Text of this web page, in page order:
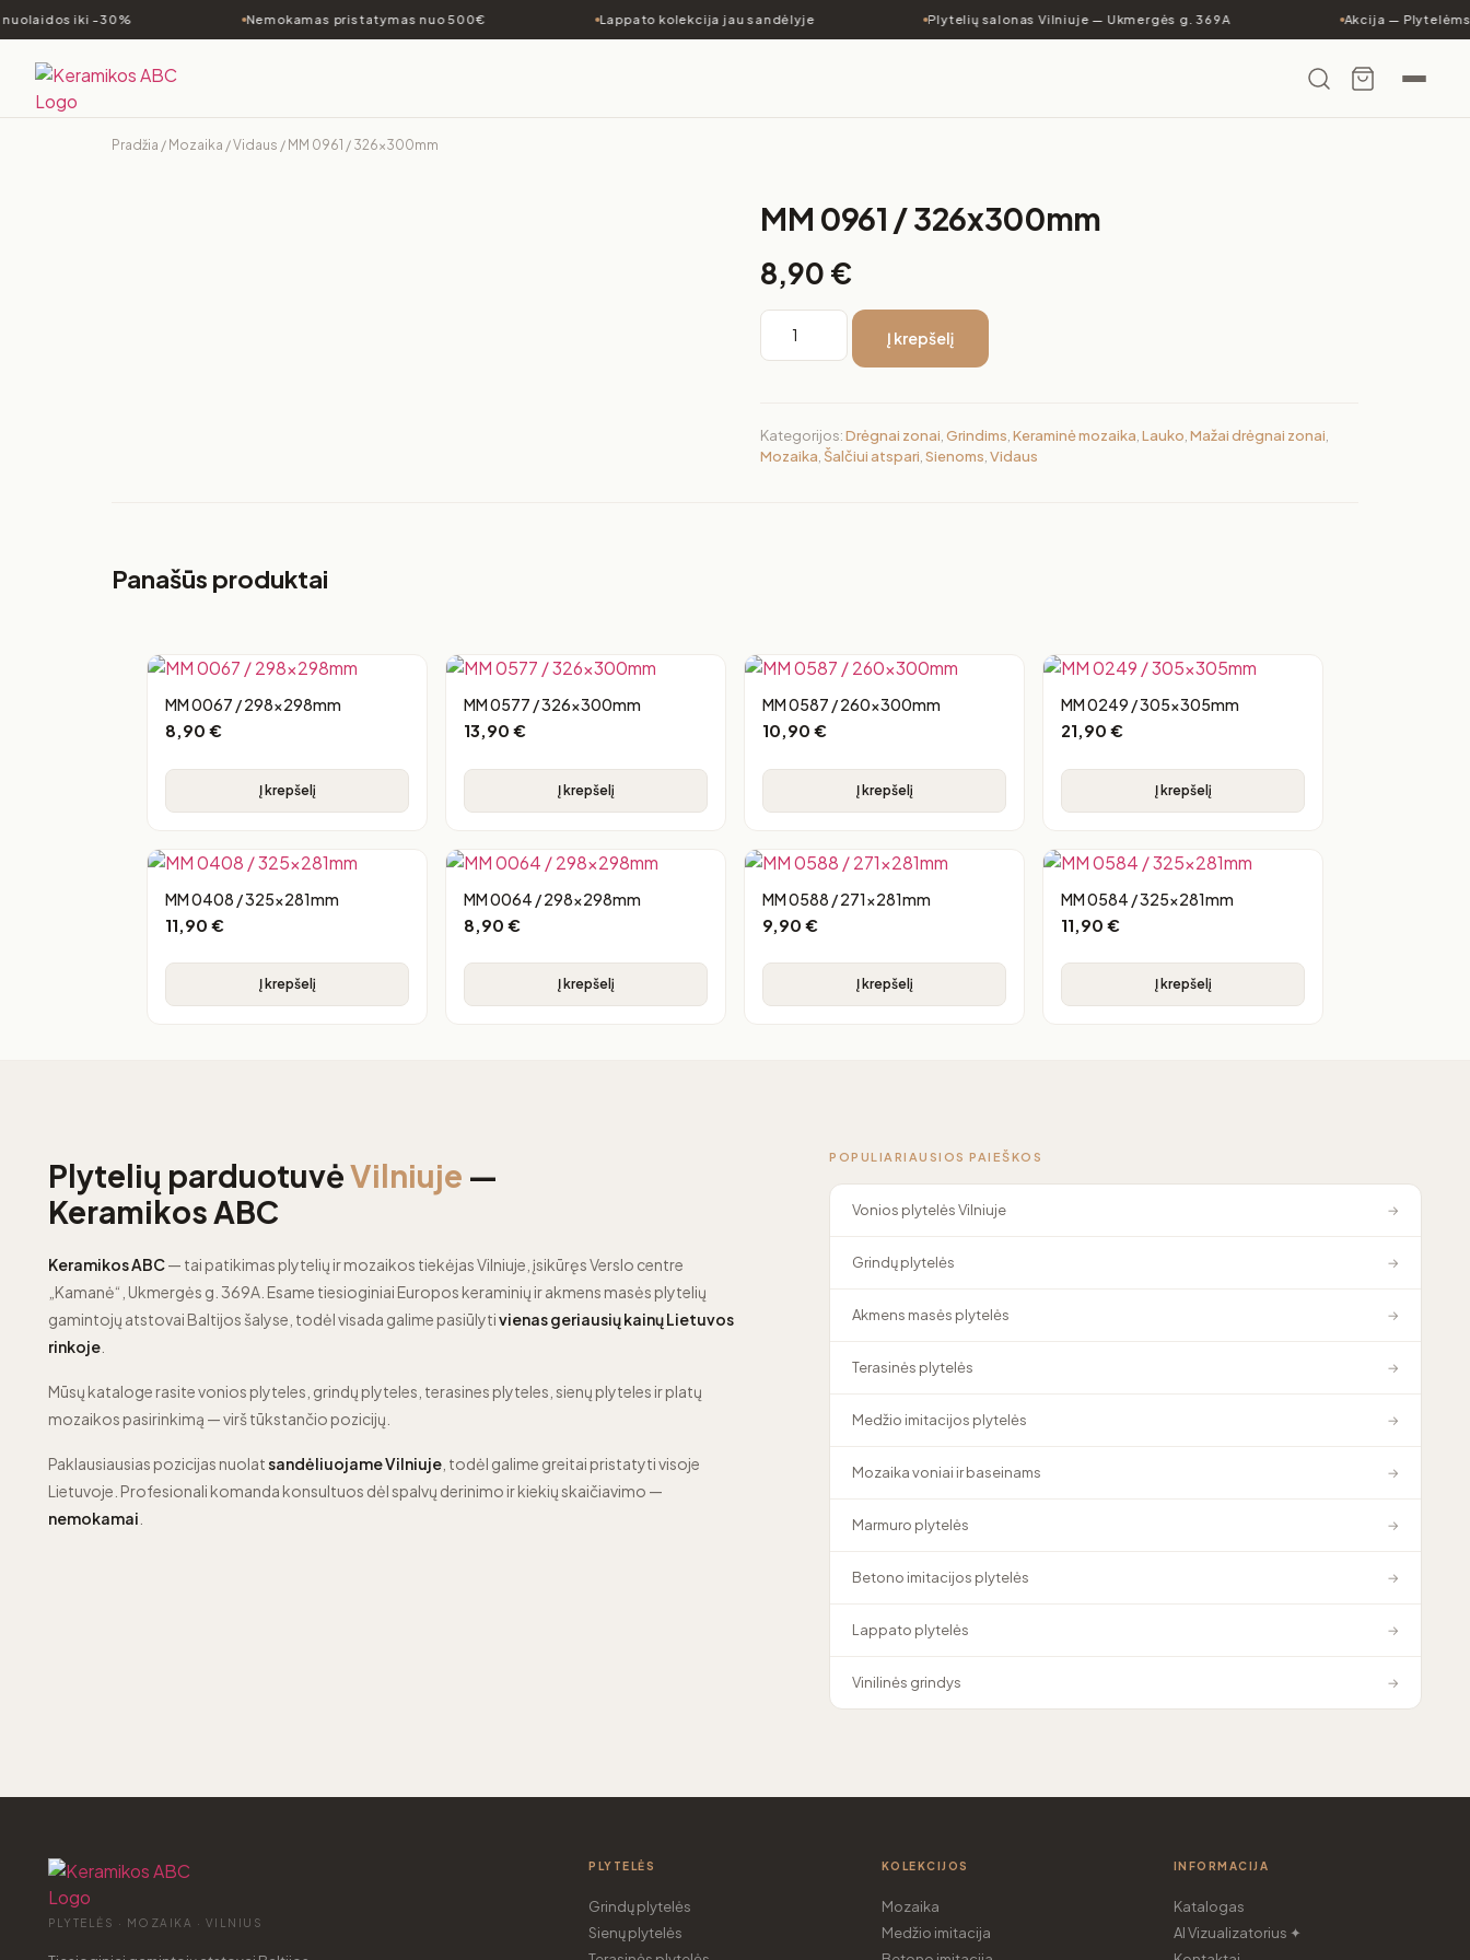
iki -30% Nemokamas pristatymas nuo 500€ Lappato kolekcija jau sandėlyje Plytelių salonas Vilniuje — Ukmergės g. 369A Akcija — Plytelėms
Pradžia / Mozaika /Vidaus / MM 0961 / 326x300mm
MM 0961 / 326x300mm
8,90 €
Į krepšelį
Kategorijos:Drėgnai zonai,Grindims,Keraminė mozaika,Lauko,Mažai drėgnai zonai,
Mozaika, Šalčiui atspari,Sienoms,Vidaus
Panašūs produktai
MM 0067 / 298x298mm
8,90 €
Į krepšelį
MM 0577 / 326x300mm
13,90 €
Į krepšelį
MM 0587 / 260x300mm
10,90 €
Į krepšelį
MM 0249 / 305x305mm
21,90 €
Į krepšelį
MM 0408 / 325x281mm
11,90 €
Į krepšelį
MM 0064 / 298x298mm
8,90 €
Į krepšelį
MM 0588 / 271x281mm
9,90 €
Į krepšelį
MM 0584 / 325x281mm
11,90 €
Į krepšelį
Plytelių parduotuvėVilniuje —
Keramikos ABC
Keramikos ABC— tai patikimas plytelių ir mozaikos tiekėjas Vilniuje, įsikūręs Verslo centre
„Kamanė“, Ukmergės g. 369A. Esame tiesioginiai Europos keraminių ir akmens masės plytelių
gamintojų atstovai Baltijos šalyse, todėl visada galime pasiūlytivienas geriausių kainų Lietuvos
rinkoje
Mūsų kataloge rasite vonios plyteles, grindų plyteles, terasines plyteles, sienų plyteles ir platų
mozaikos pasirinkimą — virš tūkstančio pozicijų.
Paklausiausias pozicijas nuolatsandėliuojame Vilniuje , todėl galime greitai pristatyti visoje
Lietuvoje. Profesionali komanda konsultuos dėl spalvų derinimo ir kiekių skaičiavimo —
nemokamai
POPULIARIAUSIOS PAIEŠKOS
Vonios plytelės Vilniuje →
Grindų plytelės →
Akmens masės plytelės →
Terasinės plytelės →
Medžio imitacijos plytelės →
Mozaika voniai ir baseinams →
Marmuro plytelės →
Betono imitacijos plytelės →
Lappato plytelės →
Vinilinės grindys →
PLYTELĖS · MOZAIKA · VILNIUS
PLYTELĖS
Grindų plytelės
Sienų plytelės
KOLEKCIJOS
Mozaika
Medžio imitacija
INFORMACIJA
Katalogas
AI Vizualizatorius ✦